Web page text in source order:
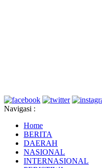
Navigasi :
Home
BERITA
DAERAH
NASIONAL
INTERNASIONAL